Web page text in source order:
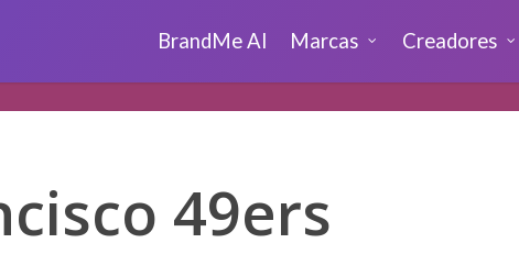
BrandMe AI Marcas Creadores
49ers